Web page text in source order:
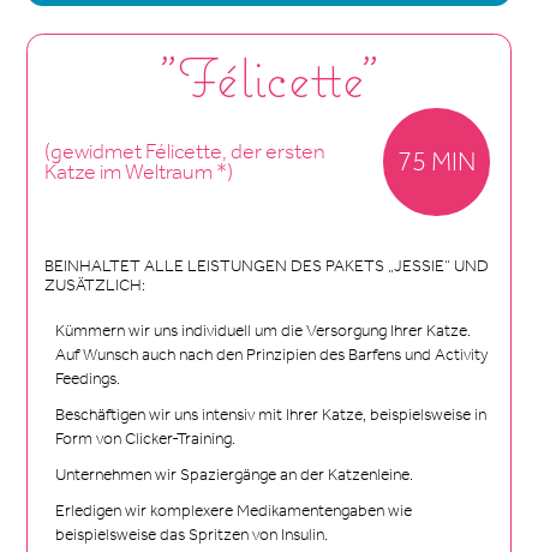
"Félicette"
75 MIN
(gewidmet Félicette, der ersten
Katze im Weltraum *)
BEINHALTET ALLE LEISTUNGEN DES PAKETS „JESSIE“ UND
ZUSÄTZLICH:
Kümmern wir uns individuell um die Versorgung Ihrer Katze.
Auf Wunsch auch nach den Prinzipien des Barfens und Activity
Feedings.
Beschäftigen wir uns intensiv mit Ihrer Katze, beispielsweise in
Form von Clicker-Training.
Unternehmen wir Spaziergänge an der Katzenleine.
Erledigen wir komplexere Medikamentengaben wie
beispielsweise das Spritzen von Insulin.